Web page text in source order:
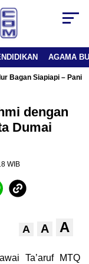
AGAMA
Bagan Siapiapi –
dengan
Dumai
WIB
A A A
Ta’aruf MTQ